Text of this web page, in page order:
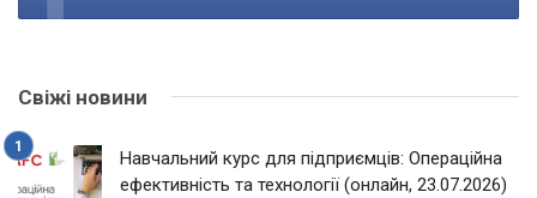
Свіжі новини
Навчальний курс для підприємців: Операційна
ефективність та технології (онлайн, 23.07.2026)